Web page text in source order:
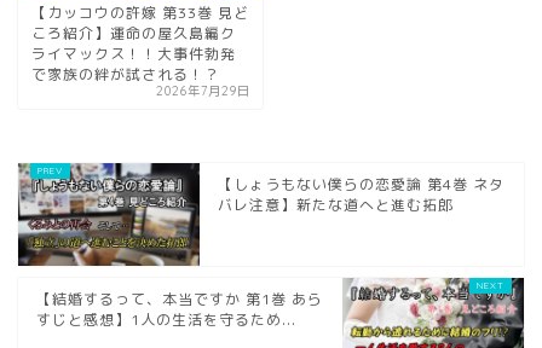
【カッコウの許嫁 第33巻 見ど
ころ紹介】運命の屋久島編ク
ライマックス！！大事件勃発
で家族の絆が試される！？
2026年7月29日
【しょうもない僕らの恋愛論 第4巻 ネタ
バレ注意】新たな道へと進む拓郎
【結婚するって、本当ですか 第1巻 あら
すじと感想】1人の生活を守るため...